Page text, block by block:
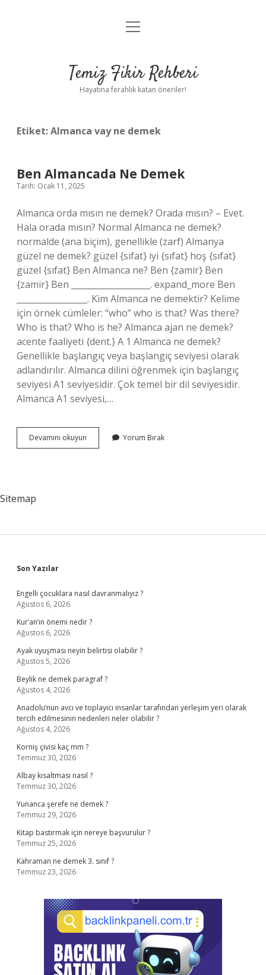
Anasayfa
Yasal Uyarı
menüyü
Temiz Fikir Rehberi
Hayatına ferahlık katan öneriler!
Etiket:Almanca vay ne demek
Ben Almancada Ne Demek
Tarih: Ocak 11, 2025
Almanca orda mısın ne demek? Orada mısın? – Evet.
Hala orada mısın? Normal Almanca ne demek?
normalde (ana biçim), genellikle (zarf) Almanya
güzel ne demek? güzel {sıfat} iyi {sıfat} hoş {sıfat}
güzel {sıfat} Ben Almanca ne? Ben {zamir} Ben
{zamir} Ben ___________________. expand_more Ben
_________________. Kim Almanca ne demektir? Kelime
için örnek cümleler: “who” who is that? Was there?
Who is that? Who is he? Almanca ajan ne demek?
acente faaliyeti {dent.} A 1 Almanca ne demek?
Genellikle başlangıç ​​veya başlangıç ​​seviyesi olarak
adlandırılır. Almanca dilini öğrenmek için başlangıç ​​
seviyesi A1 seviyesidir. Çok temel bir dil seviyesidir.
Almanca A1 seviyesi,…
Devamını okuyun
Almancada
Yorum Bırak
Sitemap
Sidebar
Son Yazılar
Engelli çocuklara nasıl davranmalıyız ?
Ağustos 6, 2026
Kur’an’ın önemi nedir ?
Ağustos 6, 2026
Ayak uyuşması neyin belirtisi olabilir ?
Ağustos 5, 2026
Beylik ne demek paragraf ?
Ağustos 4, 2026
Anadolu’nun avcı ve toplayıcı insanlar tarafından yerleşim yeri olarak
tercih edilmesinin nedenleri neler olabilir ?
Ağustos 4, 2026
Korniş çivisi kaç mm ?
Temmuz 30, 2026
Albay kısaltması nasıl ?
Temmuz 30, 2026
Yunanca şerefe ne demek ?
Temmuz 29, 2026
Kitap bastırmak için nereye başvurulur ?
Temmuz 25, 2026
Kahraman ne demek 3. sınıf ?
Temmuz 23, 2026